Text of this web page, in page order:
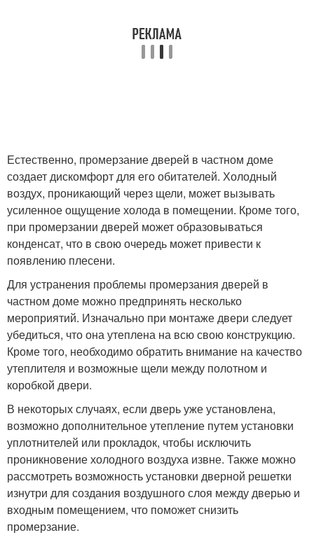
Естественно, промерзание дверей в частном доме
создает дискомфорт для его обитателей. Холодный
воздух, проникающий через щели, может вызывать
усиленное ощущение холода в помещении. Кроме того,
при промерзании дверей может образовываться
конденсат, что в свою очередь может привести к
появлению плесени.
Для устранения проблемы промерзания дверей в
частном доме можно предпринять несколько
мероприятий. Изначально при монтаже двери следует
убедиться, что она утеплена на всю свою конструкцию.
Кроме того, необходимо обратить внимание на качество
утеплителя и возможные щели между полотном и
коробкой двери.
В некоторых случаях, если дверь уже установлена,
возможно дополнительное утепление путем установки
уплотнителей или прокладок, чтобы исключить
проникновение холодного воздуха извне. Также можно
рассмотреть возможность установки дверной решетки
изнутри для создания воздушного слоя между дверью и
входным помещением, что поможет снизить
промерзание.